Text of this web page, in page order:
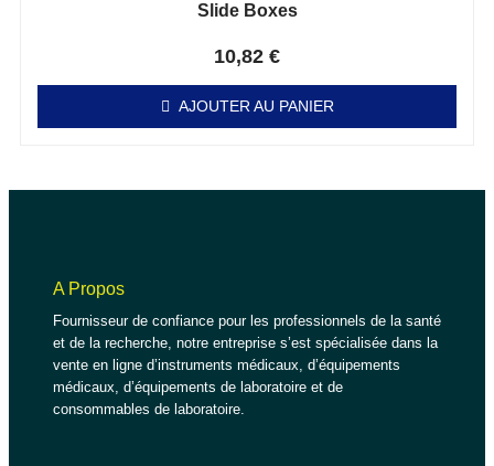
Slide Boxes
10,82 €
AJOUTER AU PANIER
A Propos
Fournisseur de confiance pour les professionnels de la santé
et de la recherche, notre entreprise s’est spécialisée dans la
vente en ligne d’instruments médicaux, d’équipements
médicaux, d’équipements de laboratoire et de
consommables de laboratoire.